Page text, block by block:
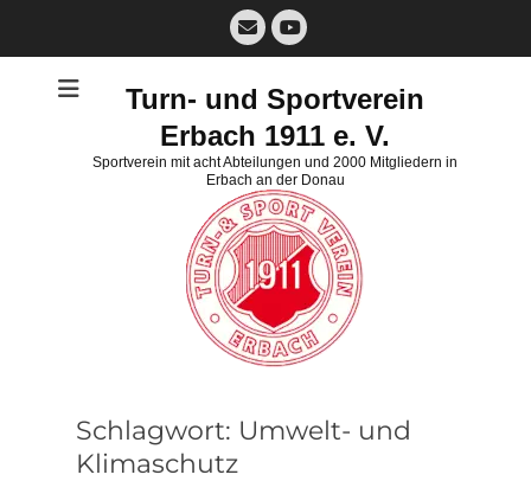
E-
MailYouTube
Turn- und Sportverein
Erbach 1911 e. V.
Sportverein mit acht Abteilungen und 2000 Mitgliedern in
Erbach an der Donau
Schlagwort: Umwelt- und
Klimaschutz